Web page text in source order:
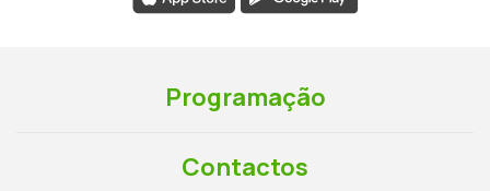
Programação
Contactos